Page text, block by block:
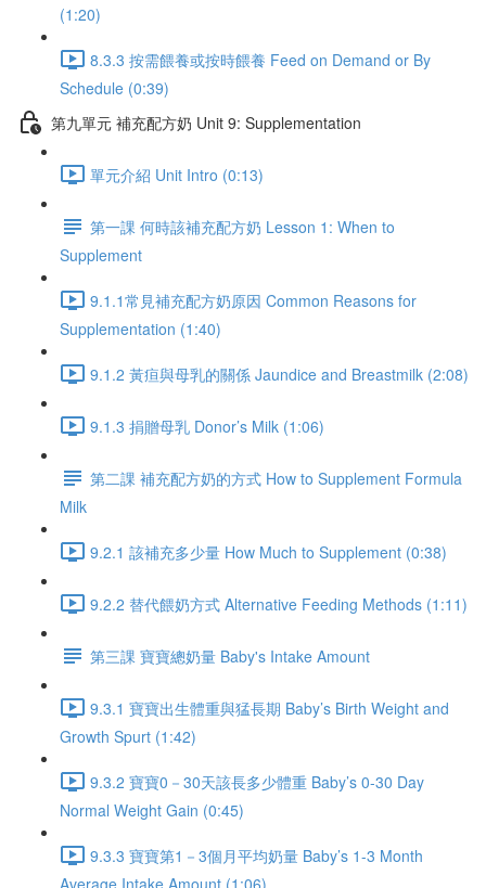
(1:20)
8.3.3 按需餵養或按時餵養 Feed on Demand or By
Schedule (0:39)
第九單元 補充配方奶 Unit 9: Supplementation
單元介紹 Unit Intro (0:13)
第一課 何時該補充配方奶 Lesson 1: When to
Supplement
9.1.1常見補充配方奶原因 Common Reasons for
Supplementation (1:40)
9.1.2 黃疸與母乳的關係 Jaundice and Breastmilk (2:08)
9.1.3 捐贈母乳 Donor’s Milk (1:06)
第二課 補充配方奶的方式 How to Supplement Formula
Milk
9.2.1 該補充多少量 How Much to Supplement (0:38)
9.2.2 替代餵奶方式 Alternative Feeding Methods (1:11)
第三課 寶寶總奶量 Baby's Intake Amount
9.3.1 寶寶出生體重與猛長期 Baby’s Birth Weight and
Growth Spurt (1:42)
9.3.2 寶寶0－30天該長多少體重 Baby’s 0-30 Day
Normal Weight Gain (0:45)
9.3.3 寶寶第1－3個月平均奶量 Baby’s 1-3 Month
Average Intake Amount (1:06)